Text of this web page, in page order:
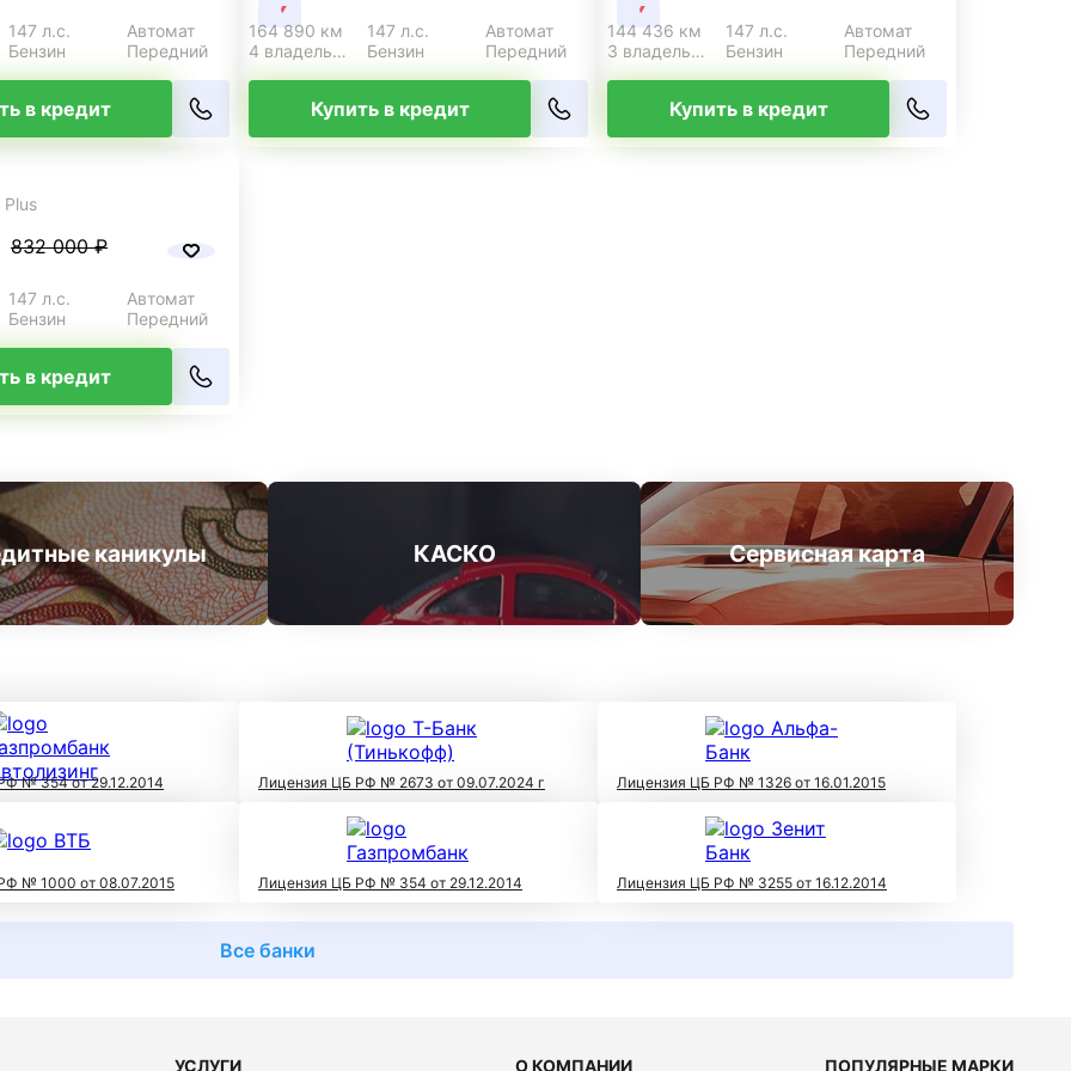
147 л.с.
Автомат
Бензин Передний
в кредит
164 890 км 147 л.с.
Автомат
4 владельца
Бензин Передний
Купить в кредит
144 436 км 147 л.с.
Автомат
3 владельца
Бензин Передний
Купить в кредит
Plus
832 000 ₽
147 л.с.
Автомат
Бензин Передний
в кредит
каникулы КАСКО Сервисная карта
№ 354 от 29.12.2014 Лицензия ЦБ РФ № 2673 от 09.07.2024 г Лицензия ЦБ РФ № 1326 от 16.01.2015
№ 1000 от 08.07.2015 Лицензия ЦБ РФ № 354 от 29.12.2014 Лицензия ЦБ РФ № 3255 от 16.12.2014
Все банки
УСЛУГИ О КОМПАНИИ ПОПУЛЯРНЫЕ МАРКИ